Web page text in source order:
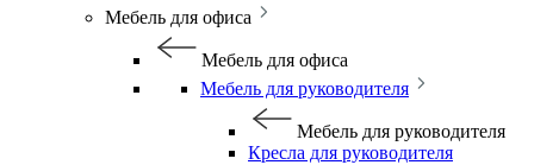
Мебель для офиса
Мебель для офиса
Мебель для руководителя
Мебель для руководителя
Кресла для руководителя